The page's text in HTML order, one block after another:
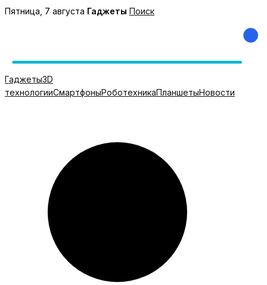
Перейти
Пятница, 7 августа Гаджеты Поиск
Гаджеты3D
технологииСмартфоныРоботехникаПланшетыНовости